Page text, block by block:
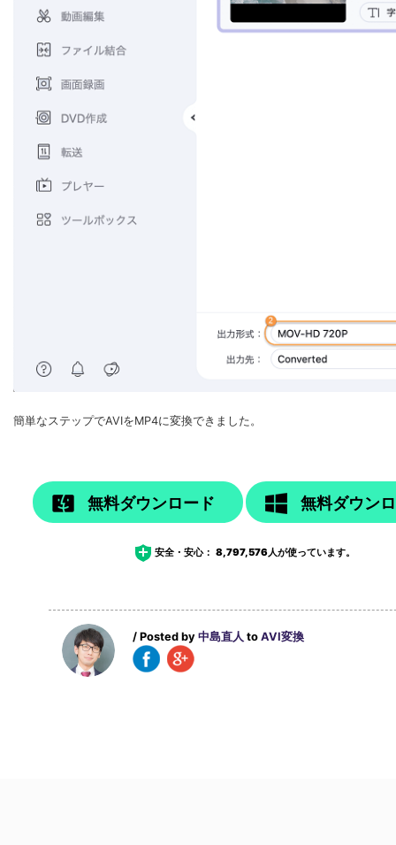
簡単なステップでAVIをMP4に変換できました。
無料ダウンロード 無料ダウン
安全・安心： 8,797,576人が使っています。
/ Posted by 中島直人 to AVI変換